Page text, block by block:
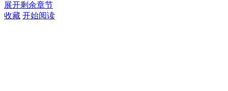
展开剩余章节
收藏 开始阅读